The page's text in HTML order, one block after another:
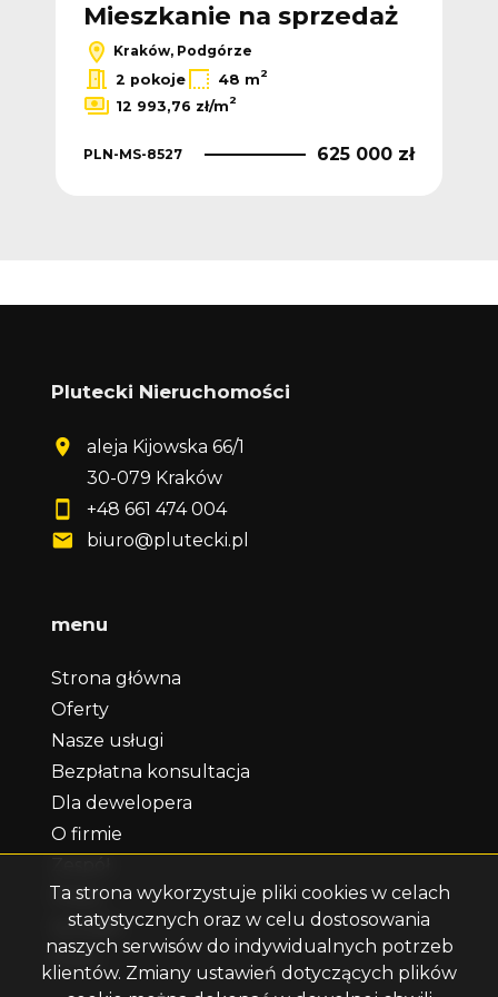
Mieszkanie na sprzedaż
Kraków, Podgórze
2 pokoje
48 m2
12 993,76 zł/m2
PLN-MS-8527 625 000 zł
Plutecki Nieruchomości
aleja Kijowska 66/1
30-079 Kraków
+48 661 474 004
biuro@plutecki.pl
menu
Strona główna
Oferty
Nasze usługi
Bezpłatna konsultacja
Dla dewelopera
O firmie
Praca
Kontakt
Rodo
Ta strona wykorzystuje pliki cookies w celach
statystycznych oraz w celu dostosowania
naszych serwisów do indywidualnych potrzeb
klientów. Zmiany ustawień dotyczących plików